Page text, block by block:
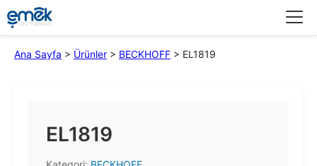
Ana Sayfa > Ürünler > BECKHOFF > EL1819
EL1819